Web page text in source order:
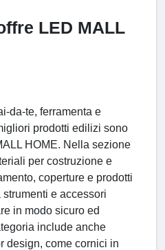
LED MALL
da-te, ferramenta e
prodotti edilizi sono
HOME. Nella sezione
per costruzione e
coperture e prodotti
e accessori
in modo sicuro ed
include anche
design, come cornici in